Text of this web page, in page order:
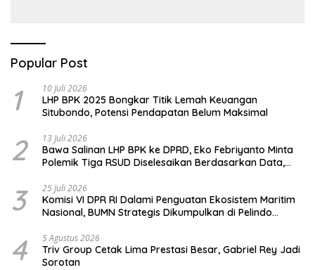
Popular Post
1 10 Juli 2026
LHP BPK 2025 Bongkar Titik Lemah Keuangan
Situbondo, Potensi Pendapatan Belum Maksimal
2 13 Juli 2026
Bawa Salinan LHP BPK ke DPRD, Eko Febriyanto Minta
Polemik Tiga RSUD Diselesaikan Berdasarkan Data,
3 25 Juli 2026
Komisi VI DPR RI Dalami Penguatan Ekosistem Maritim
Nasional, BUMN Strategis Dikumpulkan di Pelindo
4 5 Agustus 2026
Triv Group Cetak Lima Prestasi Besar, Gabriel Rey Jadi
Sorotan